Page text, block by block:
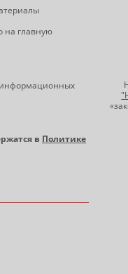
на главную
информационных
в Политике